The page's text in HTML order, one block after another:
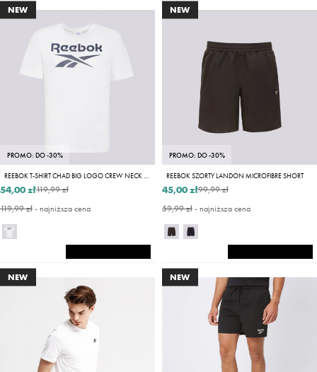
NEW
PROMO: DO -30%
REEBOK T-SHIRT CHAD BIG LOGO CREW NECK SS TEE
119,99 zł
54,00 zł
119,99 zł- najniższa cena
NEW
PROMO: DO -30%
REEBOK SZORTY LANDON MICROFIBRE SHORT
99,99 zł
45,00 zł
59,99 zł- najniższa cena
NEW NEW